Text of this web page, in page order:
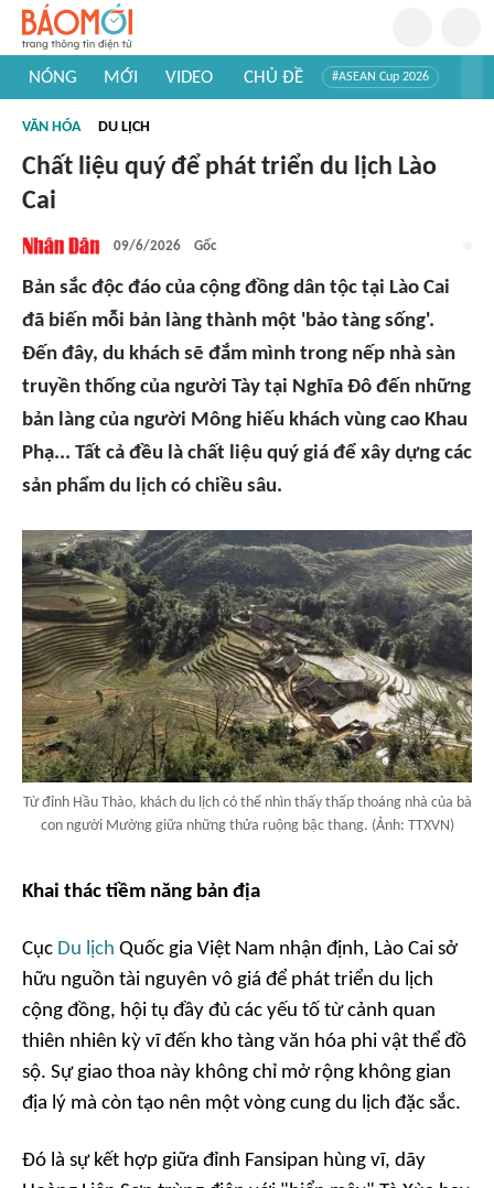
NÓNG MỚI VIDEO CHỦ ĐỀ #ASEAN Cup 2026
#Khám phá thế giới
VĂN HÓA DU LỊCH
Chất liệu quý để phát triển du lịch Lào
Cai
09/6/2026 Gốc
Bản sắc độc đáo của cộng đồng dân tộc tại Lào Cai
đã biến mỗi bản làng thành một 'bảo tàng sống'.
Đến đây, du khách sẽ đắm mình trong nếp nhà sàn
truyền thống của người Tày tại Nghĩa Đô đến những
bản làng của người Mông hiếu khách vùng cao Khau
Phạ... Tất cả đều là chất liệu quý giá để xây dựng các
sản phẩm du lịch có chiều sâu.
Từ đỉnh Hầu Thào, khách du lịch có thể nhìn thấy thấp thoáng nhà của bà
con người Mường giữa những thửa ruộng bậc thang. (Ảnh: TTXVN)
Khai thác tiềm năng bản địa
Cục Du lịch Quốc gia Việt Nam nhận định, Lào Cai sở
hữu nguồn tài nguyên vô giá để phát triển du lịch
cộng đồng, hội tụ đầy đủ các yếu tố từ cảnh quan
thiên nhiên kỳ vĩ đến kho tàng văn hóa phi vật thể đồ
sộ. Sự giao thoa này không chỉ mở rộng không gian
địa lý mà còn tạo nên một vòng cung du lịch đặc sắc.
Đó là sự kết hợp giữa đỉnh Fansipan hùng vĩ, dãy